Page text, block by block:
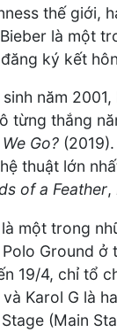
thế giới,
là một
ký kết
sinh năm
từng thắng
Go?
thuật lớn
of a Feather,
một trong
Ground ở
19/4, chỉ tổ
Karol G là
(Main